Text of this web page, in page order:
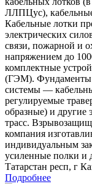
ЛЛПЦус),
Кабельные лотки
электрических
связи, пожарной и
напряжением до
комплектные
(ГЭМ).
системы —
регулируемые
образные) и другие
трасс.
компания
индивидуальным
усиленные полки и
Татарстан респ, г
Подробнее